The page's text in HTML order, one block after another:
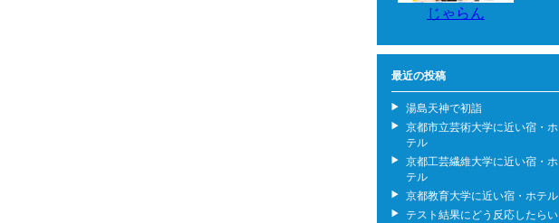
じゃらん
最近の投稿
湯島天神で初詣
京都市立芸術大学に近い宿・ホ
テル
京都工芸繊維大学に近い宿・ホ
テル
京都教育大学に近い宿・ホテル
テスト結果にどう反応したらい